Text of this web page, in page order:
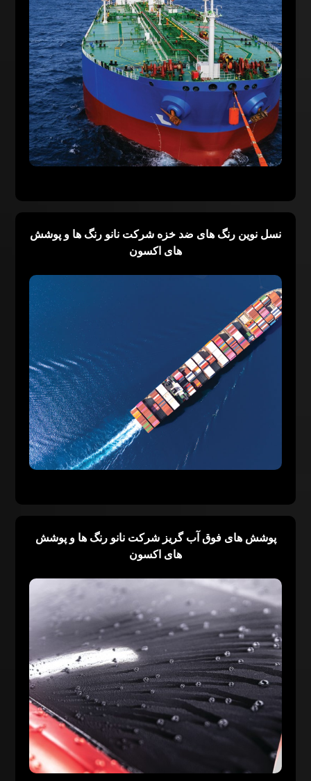
نسل نوین رنگ های ضد خزه شرکت نانو رنگ ها و پوشش
های اکسون
پوشش های فوق‏ آب گریز شرکت نانو رنگ ها و پوشش
های اکسون